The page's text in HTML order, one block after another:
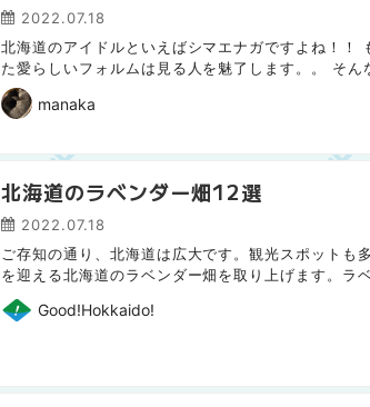
2022.07.18
北海道のアイドルといえばシマエナガですよね！！
た愛らしいフォルムは見る人を魅了します。。 そん
ができるのは、12～2月の冬の間だけなんですよ。
manaka
北海道のラベンダー畑12選
2022.07.18
ご存知の通り、北海道は広大です。観光スポットも
を迎える北海道のラベンダー畑を取り上げます。ラ
7月中旬〜下旬。ラベンダーの色合いや香りだけで
Good!Hokkaido!